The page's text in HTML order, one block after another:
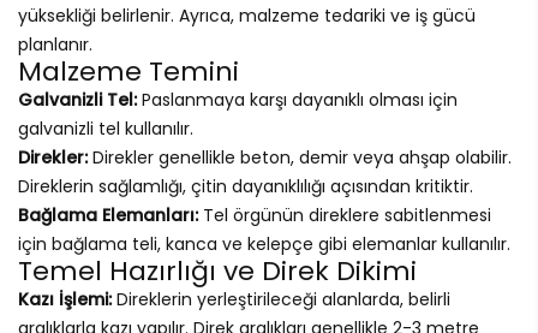
yüksekliği belirlenir. Ayrıca, malzeme tedariki ve iş gücü
planlanır.
Malzeme Temini
Galvanizli Tel:Paslanmaya karşı dayanıklı olması için
galvanizli tel kullanılır.
Direkler:Direkler genellikle beton, demir veya ahşap olabilir.
Direklerin sağlamlığı, çitin dayanıklılığı açısından kritiktir.
Bağlama Elemanları:Tel örgünün direklere sabitlenmesi
için bağlama teli, kanca ve kelepçe gibi elemanlar kullanılır.
Temel Hazırlığı ve Direk Dikimi
Kazı İşlemi:Direklerin yerleştirileceği alanlarda, belirli
aralıklarla kazı yapılır. Direk aralıkları genellikle 2-3 metre